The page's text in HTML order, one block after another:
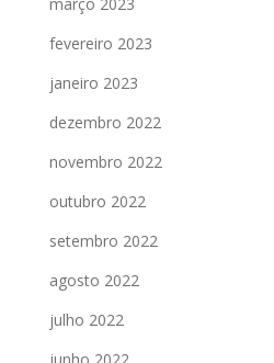
fevereiro 2023
janeiro 2023
dezembro 2022
novembro 2022
outubro 2022
setembro 2022
agosto 2022
julho 2022